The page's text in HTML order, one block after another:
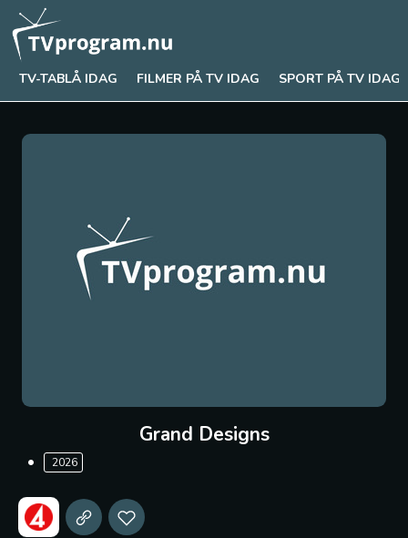
TV-TABLÅ IDAG FILMER PÅ TV IDAG SPORT PÅ TV IDAG
Grand Designs
2026